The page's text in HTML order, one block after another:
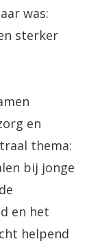
was:
sterker
en
thema:
bij jonge
en het
helpend